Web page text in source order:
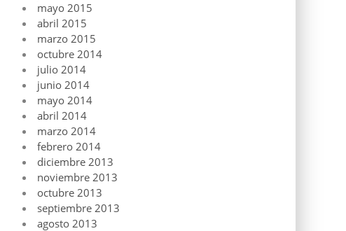
mayo 2015
abril 2015
marzo 2015
octubre 2014
julio 2014
junio 2014
mayo 2014
abril 2014
marzo 2014
febrero 2014
diciembre 2013
noviembre 2013
octubre 2013
septiembre 2013
agosto 2013